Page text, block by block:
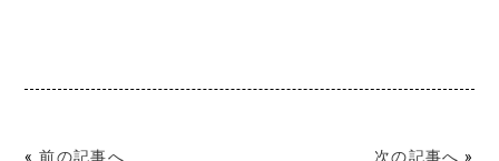
«前の記事へ 次の記事へ »